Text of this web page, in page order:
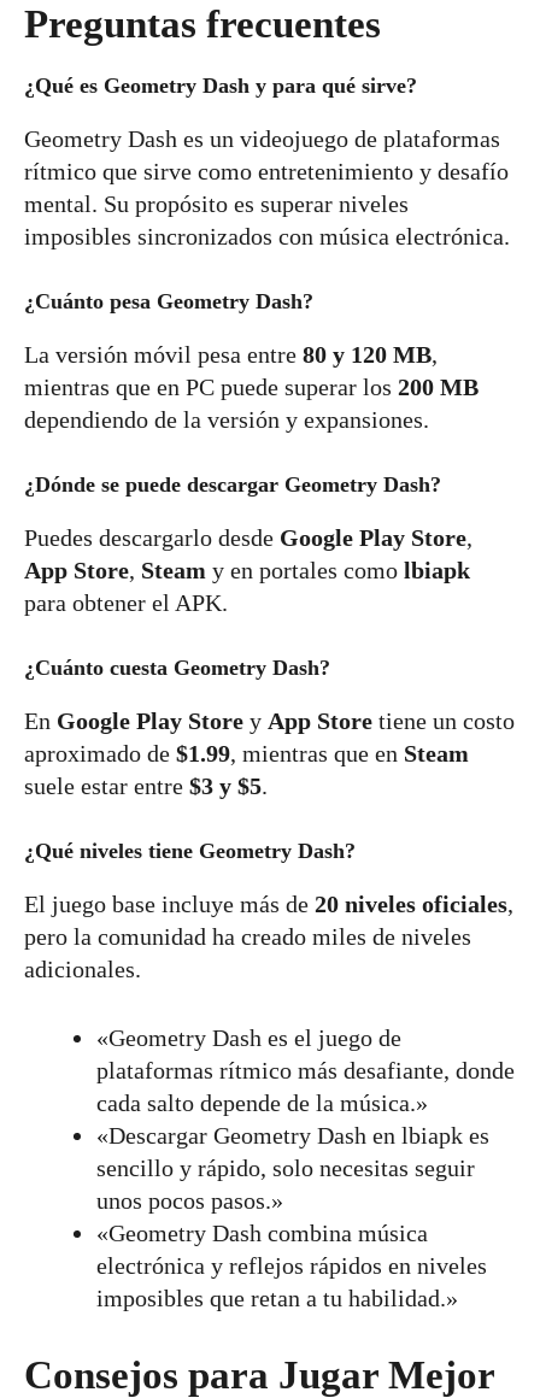
Preguntas frecuentes
¿Qué es Geometry Dash y para qué sirve?
Geometry Dash es un videojuego de plataformas
rítmico que sirve como entretenimiento y desafío
mental. Su propósito es superar niveles
imposibles sincronizados con música electrónica.
¿Cuánto pesa Geometry Dash?
La versión móvil pesa entre 80 y 120 MB,
mientras que en PC puede superar los 200 MB
dependiendo de la versión y expansiones.
¿Dónde se puede descargar Geometry Dash?
Puedes descargarlo desde Google Play Store,
App Store, Steam y en portales como lbiapk
para obtener el APK.
¿Cuánto cuesta Geometry Dash?
En Google Play Store y App Store tiene un costo
aproximado de $1.99, mientras que en Steam
suele estar entre $3 y $5.
¿Qué niveles tiene Geometry Dash?
El juego base incluye más de 20 niveles oficiales,
pero la comunidad ha creado miles de niveles
adicionales.
«Geometry Dash es el juego de
plataformas rítmico más desafiante, donde
cada salto depende de la música.»
«Descargar Geometry Dash en lbiapk es
sencillo y rápido, solo necesitas seguir
unos pocos pasos.»
«Geometry Dash combina música
electrónica y reflejos rápidos en niveles
imposibles que retan a tu habilidad.»
Consejos para Jugar Mejor